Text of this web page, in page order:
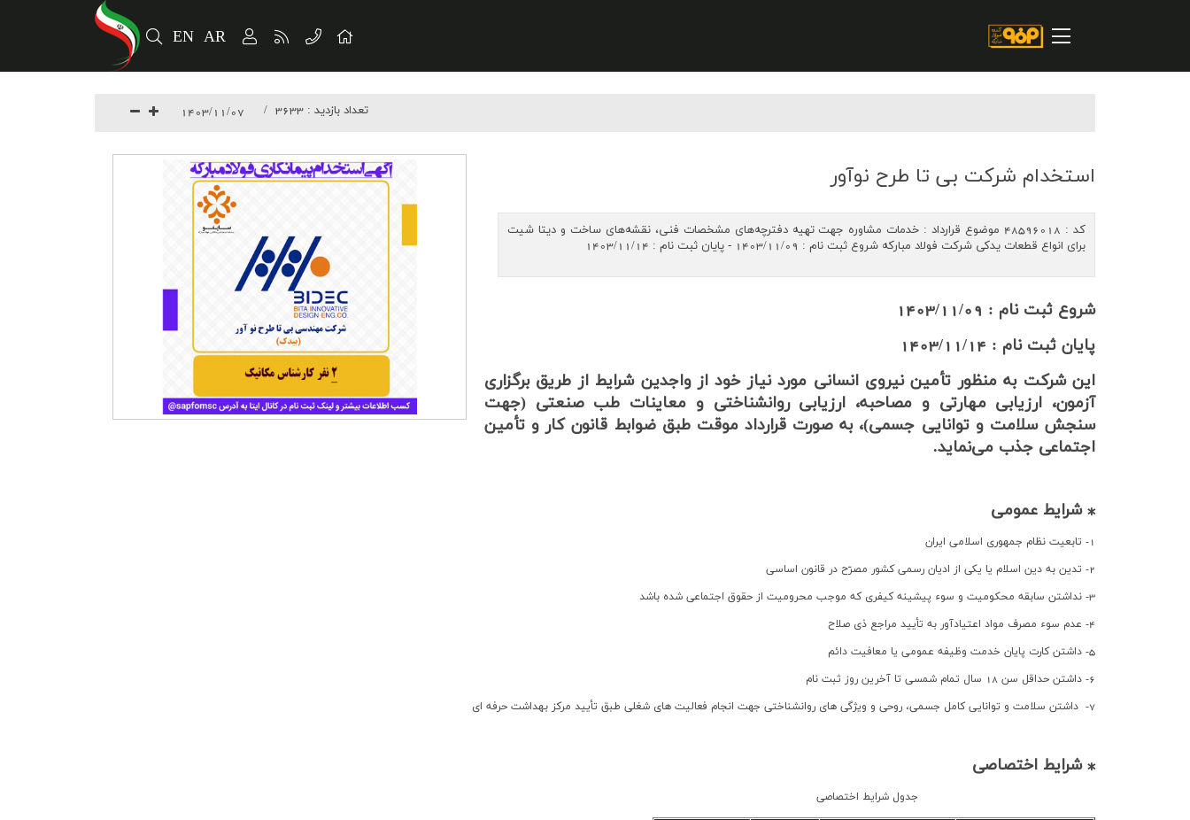
AR
EN درباره شرکت
فروش و مشتریان
مسئولیت های اجتماعی
سهامداران
ارتباط با ما
1403/11/07 تعداد بازدید : 3633
استخدام شرکت بی تا طرح نوآور
کد : 48596018 موضوع قرارداد : خدمات مشاوره جهت تهیه دفترچه‌های مشخصات فنی، نقشه‌های ساخت و دیتا شیت
برای انواع قطعات یدکی شرکت فولاد مبارکه شروع ثبت نام : 1403/11/09 - پایان ثبت نام : 1403/11/14
شروع ثبت نام : 1403/11/09
پایان ثبت نام : 1403/11/14
این شرکت به منظور تأمین نیروی انسانی مورد نیاز خود از واجدین شرایط از طریق برگزاری
آزمون، ارزیابی مهارتی و مصاحبه، ارزیابی روانشناختی و معاینات طب صنعتی (جهت
سنجش سلامت و توانایی جسمی)، به صورت قرارداد موقت طبق ضوابط قانون کار و تأمین
اجتماعی جذب می‌نماید.
⁎ شرایط عمومی
1- تابعيت نظام جمهوري اسلامي ایران
2- تدین به دین اسلام یا یکي از ادیان رسمي كشور مصرّح در قانون اساسي
3- نداشتن سابقه محکوميت و سوء پيشينه كيفري كه موجب محروميت از حقوق اجتماعي شده باشد
4- عدم سوء مصرف مواد اعتيادآور به تأیيد مراجع ذی صلاح
5- داشتن كارت پایان خدمت وظيفه عمومي یا معافيت دائم
6- داشتن حداقل سن 18 سال تمام شمسی تا آخرین روز ثبت نام
7- داشتن سلامت و توانایي كامل جسمي، روحي و ویژگي هاي روانشناختي جهت انجام فعاليت هاي شغلي طبق تأیيد مركز بهداشت حرفه اي
⁎ شرایط اختصاصی
جدول شرایط اختصاصی